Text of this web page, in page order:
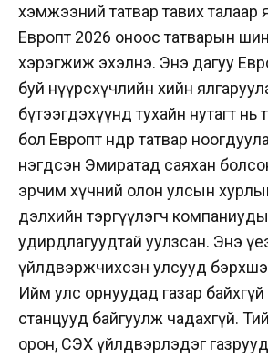
хэмжээний татвар тавих талаар
Европт 2026 оноос татварын
хэрэгжиж эхэлнэ. Энэ дагуу
буй нүүрсхүчлийн хийн
бүтээгдэхүүнд тухайн нутагт нь
бол Европт өндөр татвар
нэгдсэн Эмиратад саяхан
эрчим хүчний олон улсын
дэлхийн тэргүүлэгч
удирдлагуудтай уулзсан. Энэ
үйлдвэржчихсэн улсууд
Ийм улс орнуудад газар
станцууд байгуулж чадахгүй.
орон, СЭХ үйлдвэрлэдэг